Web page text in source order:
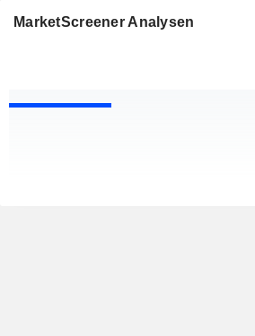
MarketScreener Analysen